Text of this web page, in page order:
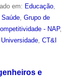
em: Educação,
Saúde, Grupo de
- NAP,
Universidade, CT&I
e